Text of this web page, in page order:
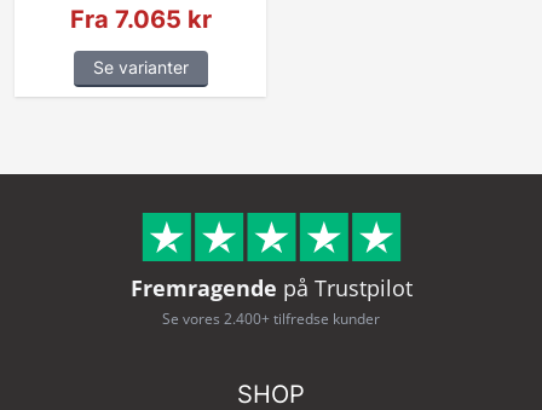
Fra 7.065 kr
Se varianter
Fremragende på Trustpilot
Se vores 2.400+ tilfredse kunder
SHOP